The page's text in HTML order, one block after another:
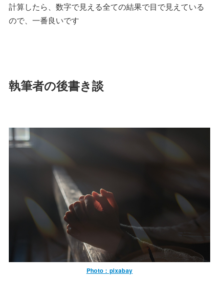
計算したら、数字で見える全ての結果で目で見えている
ので、一番良いです
執筆者の後書き談
Photo：pixabay